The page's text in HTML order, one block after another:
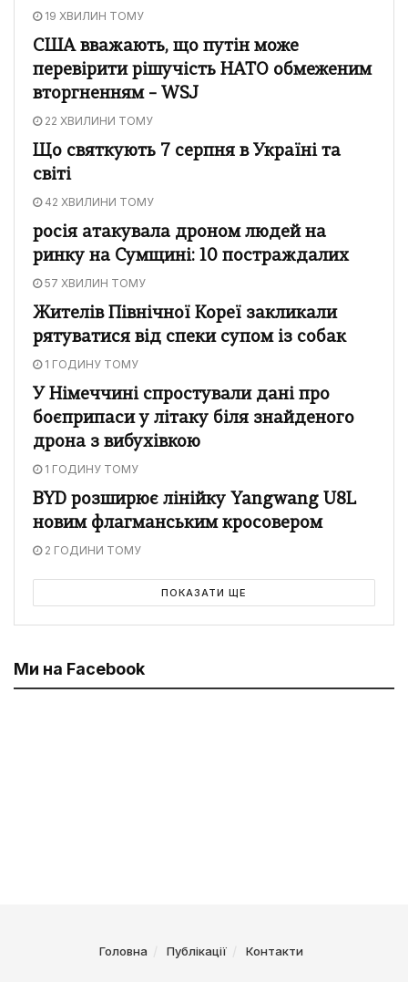
19 ХВИЛИН ТОМУ
США вважають, що путін може
перевірити рішучість НАТО обмеженим
вторгненням – WSJ
22 ХВИЛИНИ ТОМУ
Що святкують 7 серпня в Україні та
світі
42 ХВИЛИНИ ТОМУ
росія атакувала дроном людей на
ринку на Сумщині: 10 постраждалих
57 ХВИЛИН ТОМУ
Жителів Північної Кореї закликали
рятуватися від спеки супом із собак
1 ГОДИНУ ТОМУ
У Німеччині спростували дані про
боєприпаси у літаку біля знайденого
дрона з вибухівкою
1 ГОДИНУ ТОМУ
BYD розширює лінійку Yangwang U8L
новим флагманським кросовером
2 ГОДИНИ ТОМУ
ПОКАЗАТИ ЩЕ
Ми на Facebook
Головна Публікації Контакти